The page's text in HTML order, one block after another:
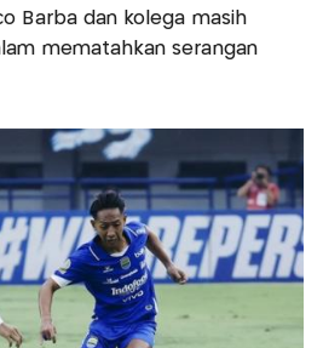
Barba dan kolega masih
mematahkan serangan